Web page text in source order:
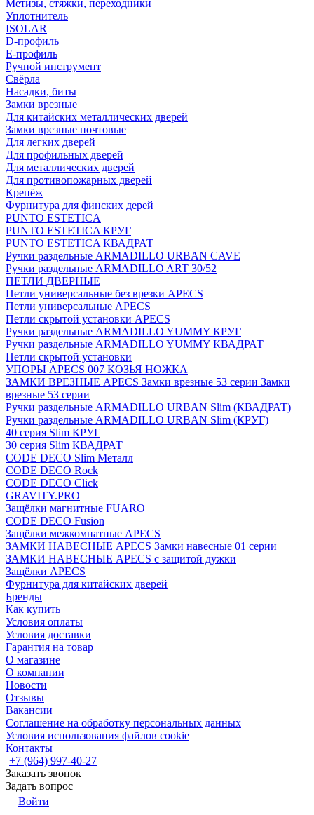
Метизы, стяжки, переходники
Уплотнитель
ISOLAR
D-профиль
Е-профиль
Ручной инструмент
Свёрла
Насадки, биты
Замки врезные
Для китайских металлических дверей
Замки врезные почтовые
Для легких дверей
Для профильных дверей
Для металлических дверей
Для противопожарных дверей
Крепёж
Фурнитура для финских дерей
PUNTO ESTETICA
PUNTO ESTETICA КРУГ
PUNTO ESTETICA КВАДРАТ
Ручки раздельные ARMADILLO URBAN CAVE
Ручки раздельные ARMADILLO ART 30/52
ПЕТЛИ ДВЕРНЫЕ
Петли универсальные без врезки APECS
Петли универсальные APECS
Петли скрытой установки APECS
Ручки раздельные ARMADILLO YUMMY КРУГ
Ручки раздельные ARMADILLO YUMMY КВАДРАТ
Петли скрытой установки
УПОРЫ APECS 007 КОЗЬЯ НОЖКА
ЗАМКИ ВРЕЗНЫЕ APECS Замки врезные 53 серии Замки
врезные 53 серии
Ручки раздельные ARMADILLO URBAN Slim (КВАДРАТ)
Ручки раздельные ARMADILLO URBAN Slim (КРУГ)
40 серия Slim КРУГ
30 серия Slim КВАДРАТ
CODE DECO Slim Металл
CODE DECO Rock
CODE DECO Click
GRAVITY.PRO
Защёлки магнитные FUARO
CODE DECO Fusion
Защёлки межкомнатные APECS
ЗАМКИ НАВЕСНЫЕ APECS Замки навесные 01 серии
ЗАМКИ НАВЕСНЫЕ APECS с защитой дужки
Защёлки APECS
Фурнитура для китайских дверей
Бренды
Как купить
Условия оплаты
Условия доставки
Гарантия на товар
О магазине
О компании
Новости
Отзывы
Вакансии
Соглашение на обработку персональных данных
Условия использования файлов cookie
Контакты
+7 (964) 997-40-27
Заказать звонок
Задать вопрос
Войти